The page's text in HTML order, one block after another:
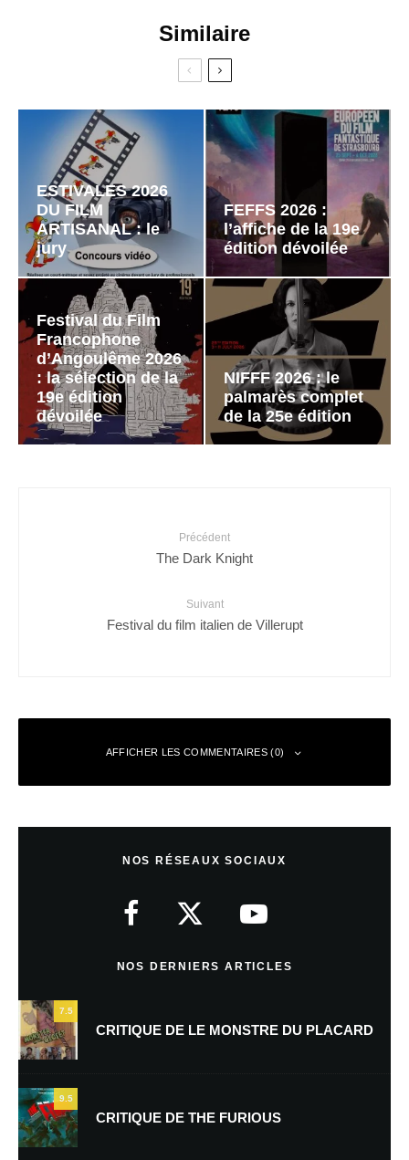
Similaire
ESTIVALES 2026
DU FILM
ARTISANAL : le
jury
FEFFS 2026 :
l’affiche de la 19e
édition dévoilée
Festival du Film
Francophone
d’Angoulême 2026
: la sélection de la
19e édition
dévoilée
NIFFF 2026 : le
palmarès complet
de la 25e édition
Précédent
The Dark Knight
Suivant
Festival du film italien de Villerupt
AFFICHER LES COMMENTAIRES (0)
Nom*
NOS RÉSEAUX SOCIAUX
NOS DERNIERS ARTICLES
7.5
CRITIQUE DE LE MONSTRE DU PLACARD
9.5
CRITIQUE DE THE FURIOUS